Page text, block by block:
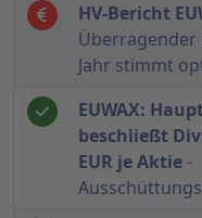
HV-Bericht
Überragender
Jahr stimmt
EUWAX:
beschließt
EUR je Aktie-